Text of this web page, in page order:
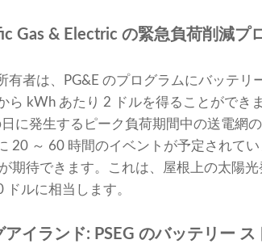
Gas & Electric の緊急負荷削減プ
有者は、PG&E のプログラムにバッテ
ら kWh あたり 2 ドルを得ることができ
に発生するピーク負荷期間中の送電網
20 ～ 60 時間のイベントが予定されて
期待できます。これは、屋根上の太陽
ルに相当します。
イランド: PSEG のバッテリー